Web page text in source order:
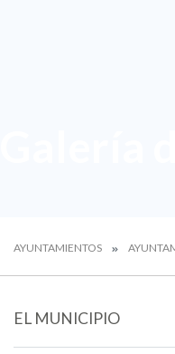
AYUNTAMIENTOS
EL MUNICIPIO